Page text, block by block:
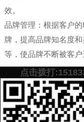
效。
品牌管理：根据客户
牌，提高品牌知名度
等，使品牌不断被客户
预约营销老师 添加
案！
点击拨打